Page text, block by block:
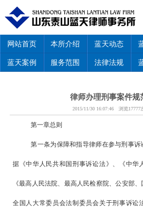
网站首页 本所介绍 蓝天动态
蓝天案例 服务范围 法律法规
律师办理刑事案件规
2015/11/30 16:07:46 浏览17777
第一章总则
第一条为保障和指导律师在参与刑事诉
据《中华人民共和国刑事诉讼法》、《中华
《最高人民法院、最高人民检察院、公安部、
全国人大常委员会法制委员会关于刑事诉讼